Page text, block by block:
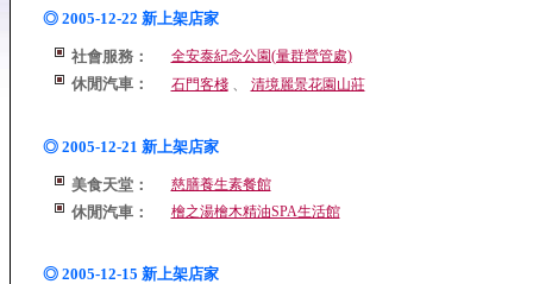
◎ 2005-12-22 新上架店家
社會服務： 全安泰紀念公園(量群營管處)
休閒汽車： 石門客棧、 清境麗景花園山莊
◎ 2005-12-21 新上架店家
美食天堂： 慈膳養生素餐館
休閒汽車： 檜之湯檜木精油SPA生活館
◎ 2005-12-15 新上架店家